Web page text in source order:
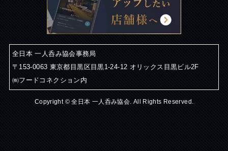
全日本 一人呑み協会事務局
〒153-0063 東京都目黒区目黒1-24-12 オリックス目黒ビル2F
㈱フードコネクション内
Copyright © 全日本 一人呑み協会. All Rights Reserved.